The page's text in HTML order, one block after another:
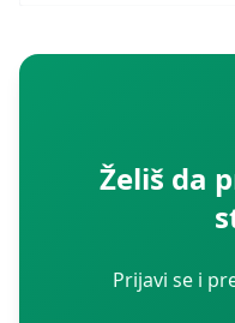
Želiš da
Prijavi se i